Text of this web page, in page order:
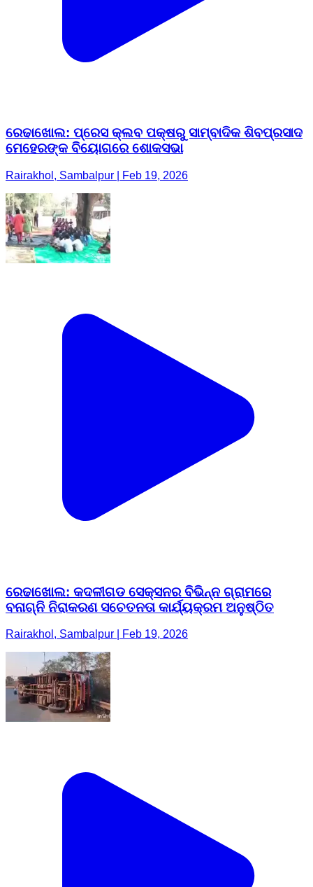
ରେଢାଖୋଲ: ପ୍ରେସ କ୍ଲବ ପକ୍ଷରୁ ସାମ୍ବାଦିକ ଶିବପ୍ରସାଦ
ମେହେରଙ୍କ ବିୟୋଗରେ ଶୋକସଭା
Rairakhol, Sambalpur | Feb 19, 2026
ରେଢାଖୋଲ: କଦଳୀଗଡ ସେକ୍ସନର ବିଭିନ୍ନ ଗ୍ରାମରେ
ବନାଗ୍ନି ନିରାକରଣ ସଚେତନତା କାର୍ଯ୍ୟକ୍ରମ ଅନୁଷ୍ଠିତ
Rairakhol, Sambalpur | Feb 19, 2026